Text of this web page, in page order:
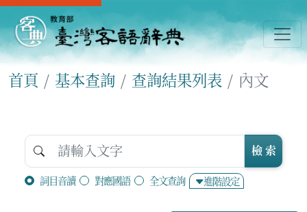
首頁 基本查詢 查詢結果列表 內文
詞目音讀 對應國語 全文查詢 進階設定
檢 索